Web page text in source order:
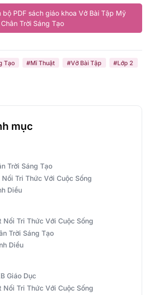
PDF sách giáo khoa Vở Bài Tập Mỹ
Trời Sáng Tạo
Tạo #Mĩ Thuật #Vở Bài Tập #Lớp 2
mục
Trời Sáng Tạo
Nối Tri Thức Với Cuộc Sống
Diều
Nối Tri Thức Với Cuộc Sống
Trời Sáng Tạo
Diều
Giáo Dục
Nối Tri Thức Với Cuộc Sống